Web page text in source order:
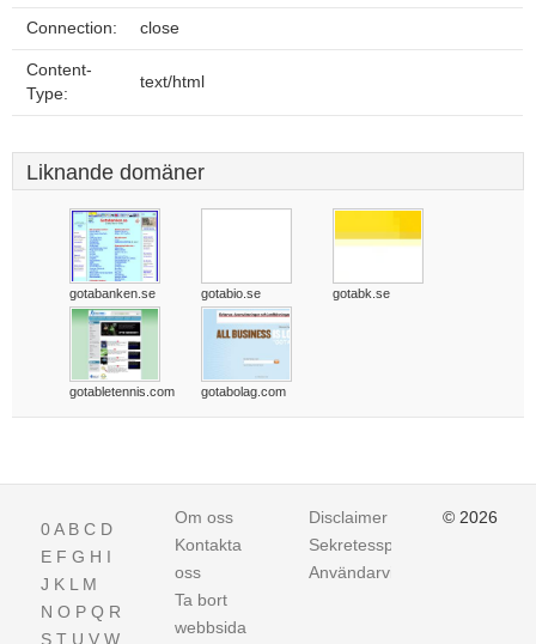
Connection: close
Content-
Type:
text/html
Liknande domäner
gotabanken.se gotabio.se gotabk.se
gotabletennis.com gotabolag.com
0A B C D
E F G H I
J K L M
N O P Q R
S T U V W
Om oss
Kontakta
oss
Ta bort
webbsida
Disclaimer
Sekretesspolicy
Användarvillkor
© 2026